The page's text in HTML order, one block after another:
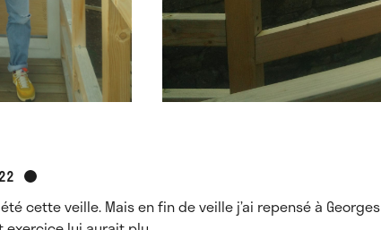
cette veille. Mais en fin de veille j’ai repensé à Georges